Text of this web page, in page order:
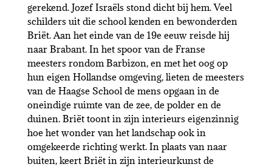
gerekend. Jozef Israëls stond dicht bij hem. Veel
schilders uit die school kenden en bewonderden
Briët. Aan het einde van de 19e eeuw reisde hij
naar Brabant. In het spoor van de Franse
meesters rondom Barbizon, en met het oog op
hun eigen Hollandse omgeving, lieten de meesters
van de Haagse School de mens opgaan in de
oneindige ruimte van de zee, de polder en de
duinen. Briët toont in zijn interieurs eigenzinnig
hoe het wonder van het landschap ook in
omgekeerde richting werkt. In plaats van naar
buiten, keert Briët in zijn interieurkunst de